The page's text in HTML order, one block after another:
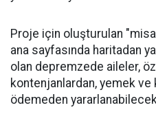
Proje için oluşturulan
ana sayfasında haritadan
olan depremzede aileler,
kontenjanlardan, yemek
ödemeden